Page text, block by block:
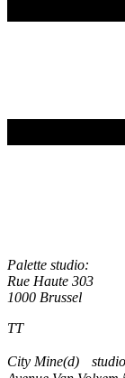
Palette studio:
Rue Haute 303
1000 Brussel
TT
City Mine(d)